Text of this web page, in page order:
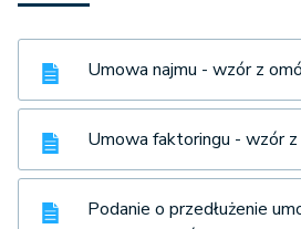
Umowa najmu - wzór z
Umowa faktoringu - wzór
Podanie o przedłużenie